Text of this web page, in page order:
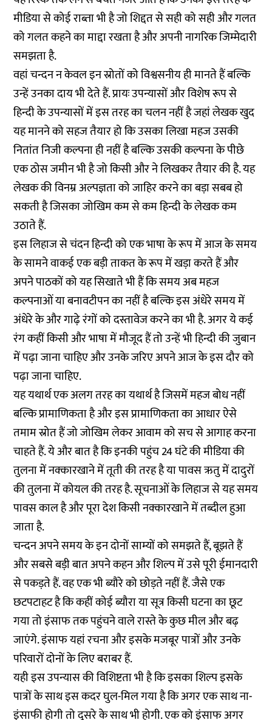
मीडिया से कोई राब्ता भी है जो शिद्दत से सही को सही और गलत
को गलत कहने का माद्दा रखता है और अपनी नागरिक जिम्मेदारी
समझता है.
वहां चन्दन न केवल इन स्रोतों को विश्वसनीय ही मानते हैं बल्कि
उन्हें उनका दाय भी देते हैं. प्रायः उपन्यासों और विशेष रूप से
हिन्दी के उपन्यासों में इस तरह का चलन नहीं है जहां लेखक खुद
यह मानने को सहज तैयार हो कि उसका लिखा महज उसकी
नितांत निजी कल्पना ही नहीं है बल्कि उसकी कल्पना के पीछे
एक ठोस जमीन भी है जो किसी और ने लिखकर तैयार की है. यह
लेखक की विनम्र अल्पज्ञता को जाहिर करने का बड़ा सबब हो
सकती है जिसका जोखिम कम से कम हिन्दी के लेखक कम
उठाते हैं.
इस लिहाज से चंदन हिन्दी को एक भाषा के रूप में आज के समय
के सामने वाकई एक बड़ी ताकत के रूप में खड़ा करते हैं और
अपने पाठकों को यह सिखाते भी हैं कि समय अब महज
कल्पनाओं या बनावटीपन का नहीं है बल्कि इस अंधेरे समय में
अंधेरे के और गाढ़े रंगों को दस्तावेज करने का भी है. अगर ये कई
रंग कहीं किसी और भाषा में मौजूद हैं तो उन्हें भी हिन्दी की जुबान
में पढ़ा जाना चाहिए और उनके जरिए अपने आज के इस दौर को
पढ़ा जाना चाहिए.
यह यथार्थ एक अलग तरह का यथार्थ है जिसमें महज बोध नहीं
बल्कि प्रामाणिकता है और इस प्रामाणिकता का आधार ऐसे
तमाम स्रोत हैं जो जोखिम लेकर आवाम को सच से आगाह करना
चाहते हैं. ये और बात है कि इनकी पहुंच 24 घंटे की मीडिया की
तुलना में नक्कारखाने में तूती की तरह है या पावस ऋतु में दादुरों
की तुलना में कोयल की तरह है. सूचनाओं के लिहाज से यह समय
पावस काल है और पूरा देश किसी नक्कारखाने में तब्दील हुआ
जाता है.
चन्दन अपने समय के इन दोनों साम्यों को समझते हैं, बूझते हैं
और सबसे बड़ी बात अपने कहन और शिल्प में उसे पूरी ईमानदारी
से पकड़ते हैं. वह एक भी ब्यौरे को छोड़ते नहीं हैं. जैसे एक
छटपटाहट है कि कहीं कोई ब्यौरा या सूत्र किसी घटना का छूट
गया तो इंसाफ तक पहुंचने वाले रास्ते के कुछ मील और बढ़
जाएंगे. इंसाफ यहां रचना और इसके मजबूर पात्रों और उनके
परिवारों दोनों के लिए बराबर हैं.
यही इस उपन्यास की विशिष्टता भी है कि इसका शिल्प इसके
पात्रों के साथ इस कदर घुल-मिल गया है कि अगर एक साथ ना-
इंसाफी होगी तो दूसरे के साथ भी होगी. एक को इंसाफ अगर